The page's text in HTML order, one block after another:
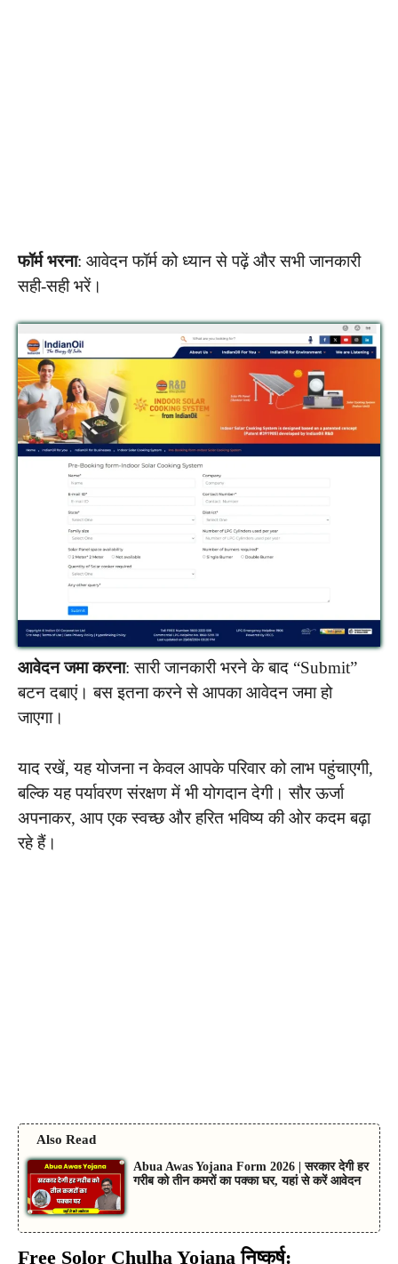
फॉर्म भरना: आवेदन फॉर्म को ध्यान से पढ़ें और सभी जानकारी
सही-सही भरें।
आवेदन जमा करना: सारी जानकारी भरने के बाद “Submit”
बटन दबाएं। बस इतना करने से आपका आवेदन जमा हो
जाएगा।
याद रखें, यह योजना न केवल आपके परिवार को लाभ पहुंचाएगी,
बल्कि यह पर्यावरण संरक्षण में भी योगदान देगी। सौर ऊर्जा
अपनाकर, आप एक स्वच्छ और हरित भविष्य की ओर कदम बढ़ा
रहे हैं।
Also Read
Abua Awas Yojana Form 2026 | सरकार देगी हर
गरीब को तीन कमरों का पक्का घर, यहां से करें आवेदन
Free Solor Chulha Yojana निष्कर्ष: